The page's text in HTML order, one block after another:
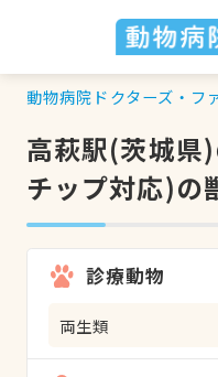
動物病院ドクターズ・フ
高萩駅(茨城県
チップ対応)の
診療動物
両生類